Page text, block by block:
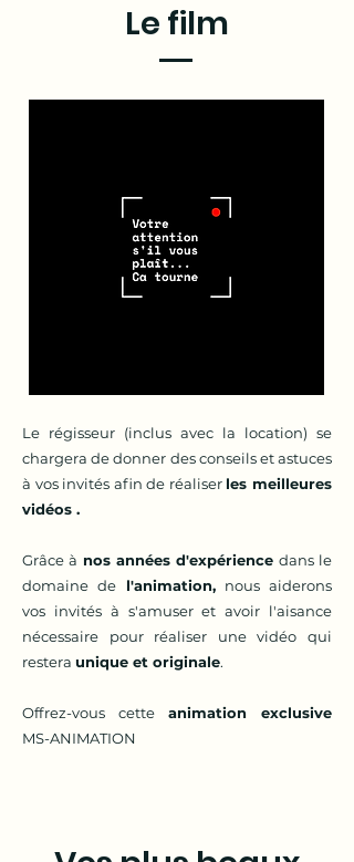
Le film
Le régisseur (inclus avec la location) se
chargera de donner des conseils et astuces
à vos invités afin de réaliser les meilleures
vidéos .
Grâce à nos années d'expérience dans le
domaine de l'animation,nous aiderons
vos invités à s'amuser et avoir l'aisance
nécessaire pour réaliser une vidéo qui
restera unique et originale.
Offrez-vous cette animation exclusive
MS-ANIMATION